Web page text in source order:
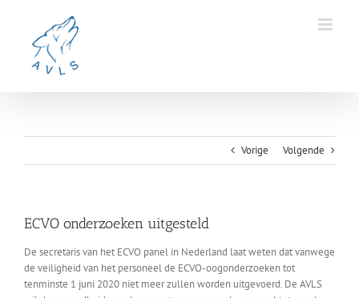
Vorige Volgende
ECVO onderzoeken uitgesteld
De secretaris van het ECVO panel in Nederland laat weten dat vanwege
de veiligheid van het personeel de ECVO-oogonderzoeken tot
tenminste 1 juni 2020 niet meer zullen worden uitgevoerd. De AVLS